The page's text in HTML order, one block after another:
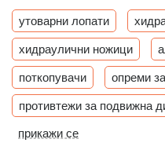
утоварни лопати
хидраулични ножици
поткопувачи опреми
противтежи за подвижна
прикажи се